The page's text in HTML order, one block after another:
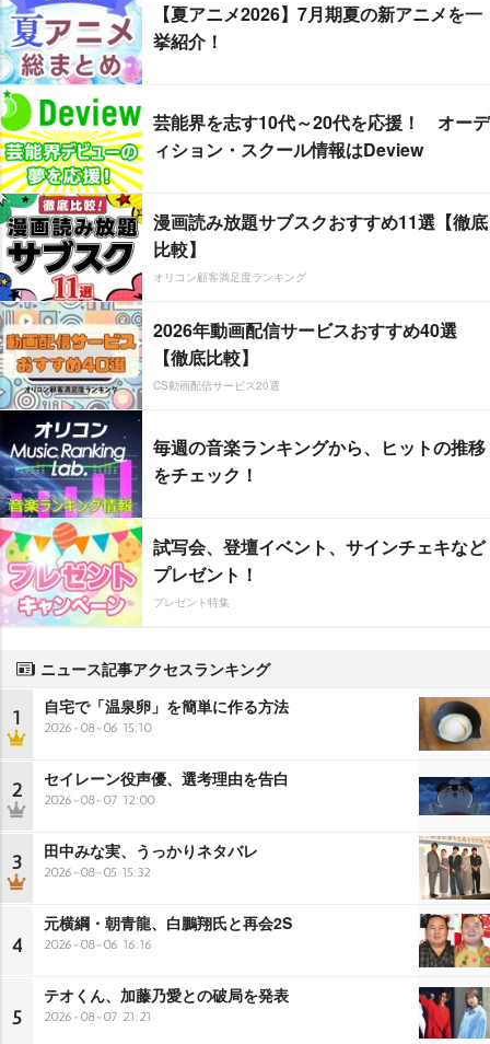
【夏アニメ2026】7月期夏の新アニメを一
挙紹介！
芸能界を志す10代～20代を応援！ オーデ
ィション・スクール情報はDeview
漫画読み放題サブスクおすすめ11選【徹底
比較】
オリコン顧客満足度ランキング
2026年動画配信サービスおすすめ40選
【徹底比較】
CS動画配信サービス20選
毎週の音楽ランキングから、ヒットの推移
をチェック！
試写会、登壇イベント、サインチェキなど
プレゼント！
プレゼント特集
ニュース記事アクセスランキング
1 自宅で「温泉卵」を簡単に作る方法
2026-08-06 15:10
2 セイレーン役声優、選考理由を告白
2026-08-07 12:00
3 田中みな実、うっかりネタバレ
2026-08-05 15:32
4
元横綱・朝青龍、白鵬翔氏と再会2S
2026-08-06 16:16
5
テオくん、加藤乃愛との破局を発表
2026-08-07 21:21